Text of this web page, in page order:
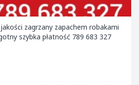
zagrzany zapachem robakami
zanieczyszczony wilgotny szybka płatność 789 683 327